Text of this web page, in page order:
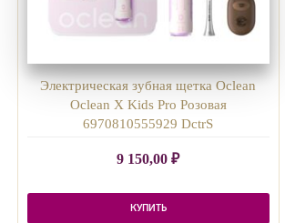
Электрическая зубная щетка Oclean
Oclean X Kids Pro Розовая
6970810555929 DctrS
9 150,00₽
КУПИТЬ